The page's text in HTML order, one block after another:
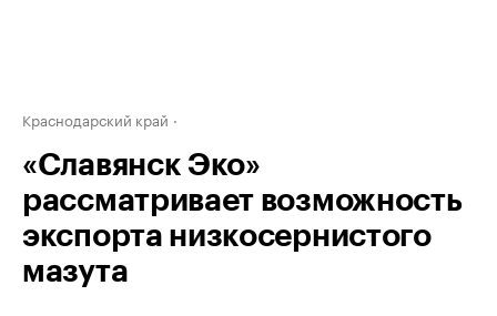
Краснодарский край
«Славянск Эко»
рассматривает возможность
экспорта низкосернистого
мазута